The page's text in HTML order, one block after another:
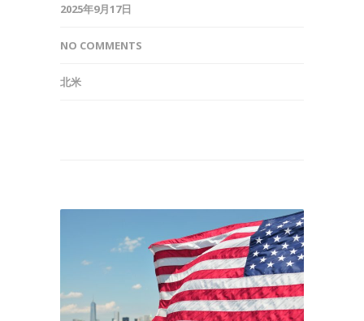
2025年9月17日
NO COMMENTS
北米